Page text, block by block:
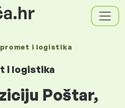
i logistika
i logistika
Poštar,